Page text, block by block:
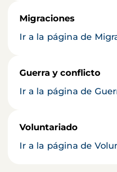
Migraciones
Ir a la página de
Guerra y conflicto
Ir a la página de
Voluntariado
Ir a la página de